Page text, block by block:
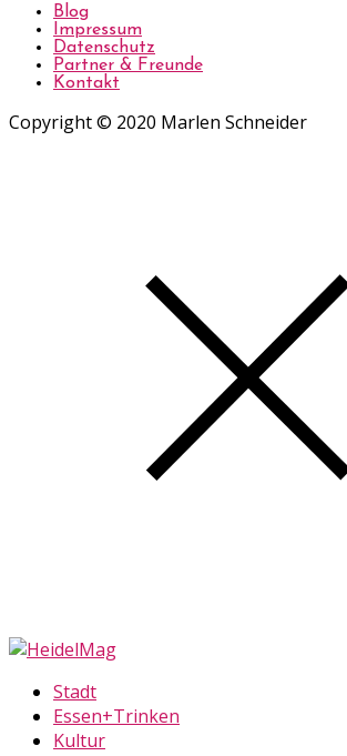
Blog
Impressum
Datenschutz
Partner & Freunde
Kontakt
Copyright © 2020 Marlen Schneider
Stadt
Essen+Trinken
Kultur